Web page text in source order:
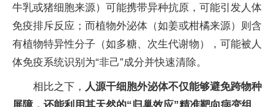
牛乳或猪细胞来源）可能携带异种抗原，可能引发人体
免疫排斥反应；而植物外泌体（如姜或柑橘来源）则含
有植物特异性分子（如多糖、次生代谢物），可能被人
体免疫系统识别为“非己”成分并快速清除。
相比之下， 人源干细胞外泌体不仅能够避免跨物种